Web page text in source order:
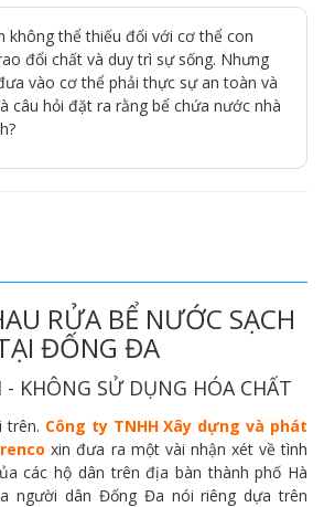
không thể thiếu đối với cơ thể con
đổi chất và duy trì sự sống. Nhưng
vào cơ thể phải thực sự an toàn và
câu hỏi đặt ra rằng bể chứa nước nhà
RỬA BỂ NƯỚC SẠCH
ĐỐNG ĐA
- KHÔNG SỬ DỤNG HÓA CHẤT
trên. Công ty TNHH Xây dựng và phát
xin đưa ra một vài nhận xét về tình
các hộ dân trên địa bàn thành phố Hà
người dân Đống Đa nói riêng dựa trên